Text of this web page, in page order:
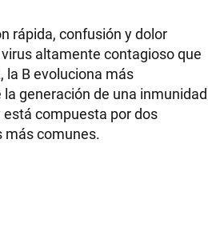
rápida, confusión y dolor
altamente contagioso que
la B evoluciona más
generación de una inmunidad
compuesta por dos
más comunes.